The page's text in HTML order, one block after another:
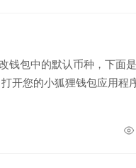
钱包中的默认币种，下面
开您的小狐狸钱包应用程